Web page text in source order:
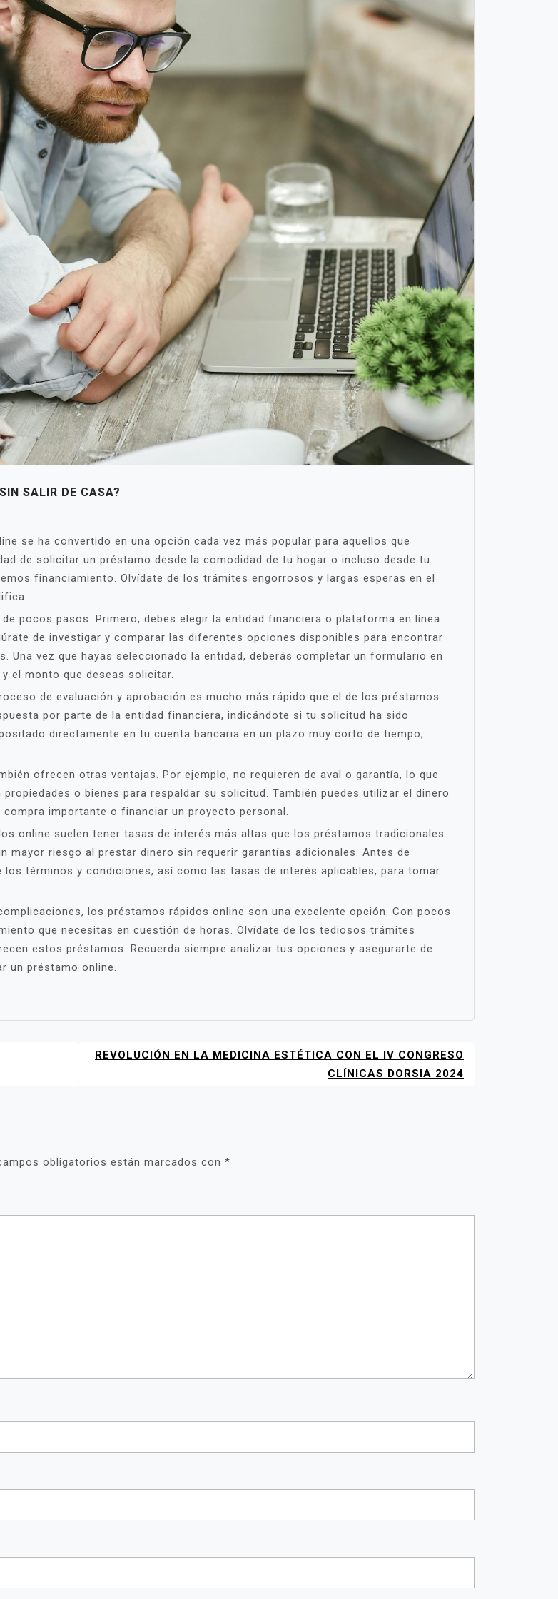
SALIR DE CASA?
se ha convertido en una opción cada vez más popular para aquellos que
de solicitar un préstamo desde la comodidad de tu hogar o incluso desde tu
financiamiento. Olvídate de los trámites engorrosos y largas esperas en el
pocos pasos. Primero, debes elegir la entidad financiera o plataforma en línea
de investigar y comparar las diferentes opciones disponibles para encontrar
Una vez que hayas seleccionado la entidad, deberás completar un formulario en
el monto que deseas solicitar.
de evaluación y aprobación es mucho más rápido que el de los préstamos
por parte de la entidad financiera, indicándote si tu solicitud ha sido
directamente en tu cuenta bancaria en un plazo muy corto de tiempo,
ofrecen otras ventajas. Por ejemplo, no requieren de aval o garantía, lo que
o bienes para respaldar su solicitud. También puedes utilizar el dinero
importante o financiar un proyecto personal.
online suelen tener tasas de interés más altas que los préstamos tradicionales.
mayor riesgo al prestar dinero sin requerir garantías adicionales. Antes de
términos y condiciones, así como las tasas de interés aplicables, para tomar
los préstamos rápidos online son una excelente opción. Con pocos
que necesitas en cuestión de horas. Olvídate de los tediosos trámites
estos préstamos. Recuerda siempre analizar tus opciones y asegurarte de
un préstamo online.
REVOLUCIÓN EN LA MEDICINA ESTÉTICA CON EL IV CONGRESO
CLÍNICAS DORSIA 2024
obligatorios están marcados con *